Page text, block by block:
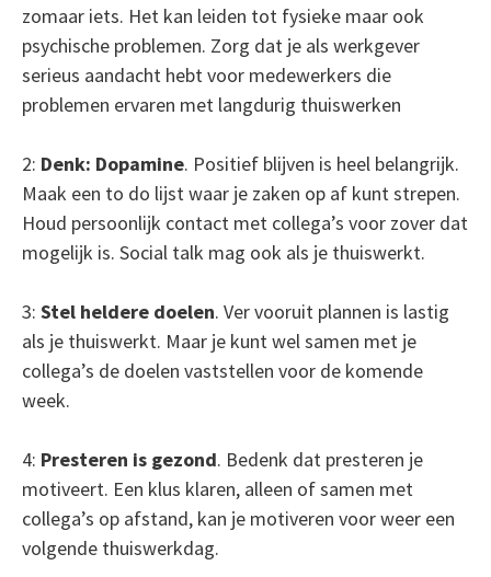
zomaar iets. Het kan leiden tot fysieke maar ook
psychische problemen. Zorg dat je als werkgever
serieus aandacht hebt voor medewerkers die
problemen ervaren met langdurig thuiswerken
2: Denk: Dopamine. Positief blijven is heel belangrijk.
Maak een to do lijst waar je zaken op af kunt strepen.
Houd persoonlijk contact met collega’s voor zover dat
mogelijk is. Social talk mag ook als je thuiswerkt.
3: Stel heldere doelen. Ver vooruit plannen is lastig
als je thuiswerkt. Maar je kunt wel samen met je
collega’s de doelen vaststellen voor de komende
week.
4: Presteren is gezond. Bedenk dat presteren je
motiveert. Een klus klaren, alleen of samen met
collega’s op afstand, kan je motiveren voor weer een
volgende thuiswerkdag.